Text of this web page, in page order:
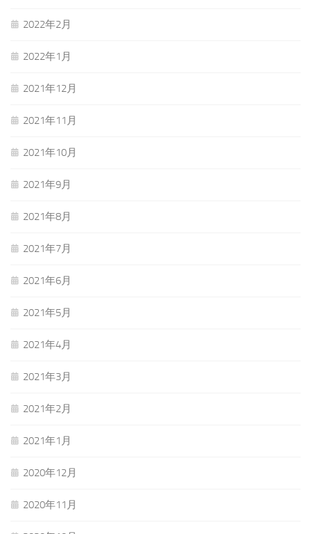
2022年2月
2022年1月
2021年12月
2021年11月
2021年10月
2021年9月
2021年8月
2021年7月
2021年6月
2021年5月
2021年4月
2021年3月
2021年2月
2021年1月
2020年12月
2020年11月